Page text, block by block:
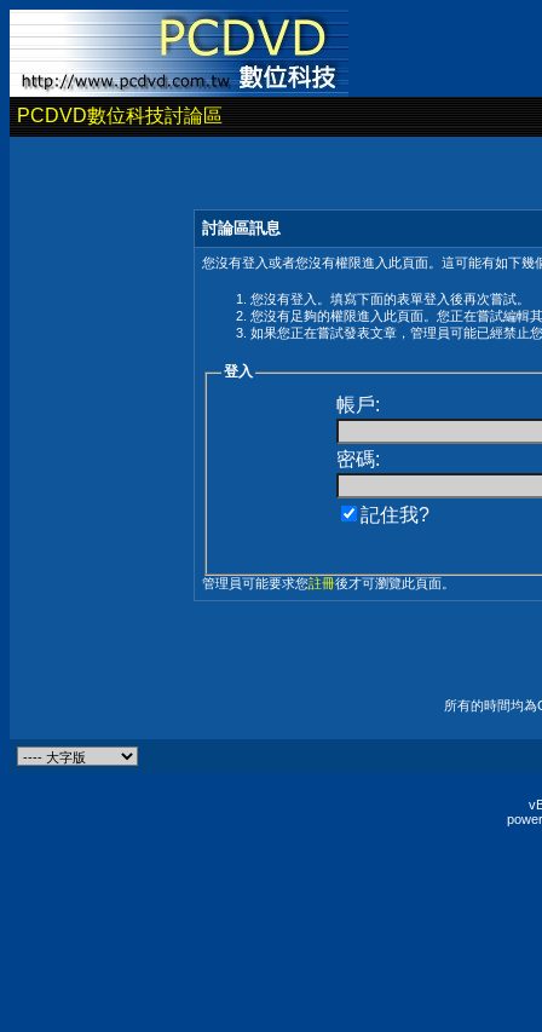
PCDVD數位科技討論區
討論區訊息
您沒有登入或者您沒有權限進入此頁面。這可能有如下幾
您沒有登入。填寫下面的表單登入後再次嘗試。
您沒有足夠的權限進入此頁面。您正在嘗試編輯
如果您正在嘗試發表文章，管理員可能已經禁止
登入
帳戶:
密碼:
記住我?
管理員可能要求您註冊後才可瀏覽此頁面。
所有的時間均為